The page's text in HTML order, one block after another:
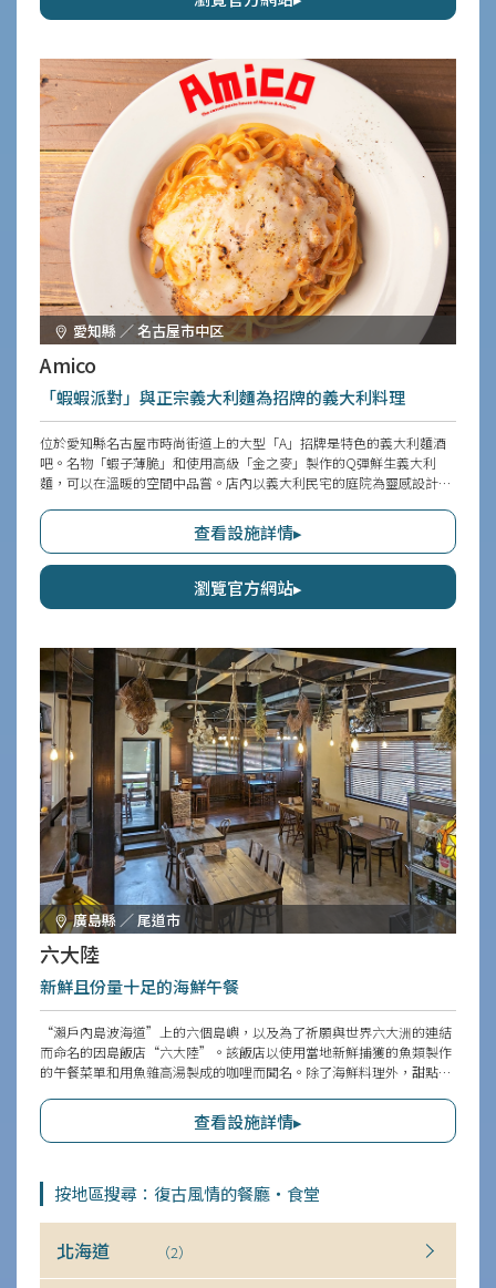
愛知縣 ／ 名古屋市中区
Amico
「蝦蝦派對」與正宗義大利麵為招牌的義大利料理
位於愛知縣名古屋市時尚街道上的大型「A」招牌是特色的義大利麵酒
吧。名物「蝦子薄脆」和使用高級「金之麥」製作的Q彈鮮生義大利
麵，可以在溫暖的空間中品嘗。店內以義大利民宅的庭院為靈感設計的
會和家庭出遊，生日及紀念日還能提供甜點拼盤和驚喜服務。
查看設施詳情▸
瀏覽官方網站▸
廣島縣 ／ 尾道市
六大陸
新鮮且份量十足的海鮮午餐
“瀨戶內島波海道”上的六個島嶼，以及為了祈願與世界六大洲的連結
而命名的因島飯店“六大陸”。該飯店以使用當地新鮮捕獲的魚類製作
的午餐菜單和用魚雜高湯製成的咖哩而聞名。除了海鮮料理外，甜點菜
您與愛犬享受美好的用餐時光。此外，店內有柴犬作為招牌犬，迎接訪
客的可愛姿態讓人難忘。
查看設施詳情▸
按地區搜尋：復古風情的餐廳・食堂
北海道 （2）